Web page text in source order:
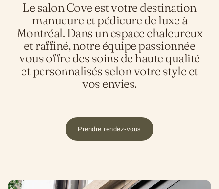
Le salon Cove est votre destination
manucure et pédicure de luxe à
Montréal. Dans un espace chaleureux
et raffiné, notre équipe passionnée
vous offre des soins de haute qualité
et personnalisés selon votre style et
vos envies.
Prendre rendez-vous